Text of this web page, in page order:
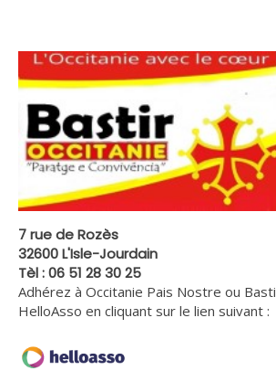
7 rue de Rozès
32600 L'Isle-Jourdain
Tèl : 06 51 28 30 25
Adhérez à Occitanie Pais Nostre ou
HelloAsso en cliquant sur le lien suivant :